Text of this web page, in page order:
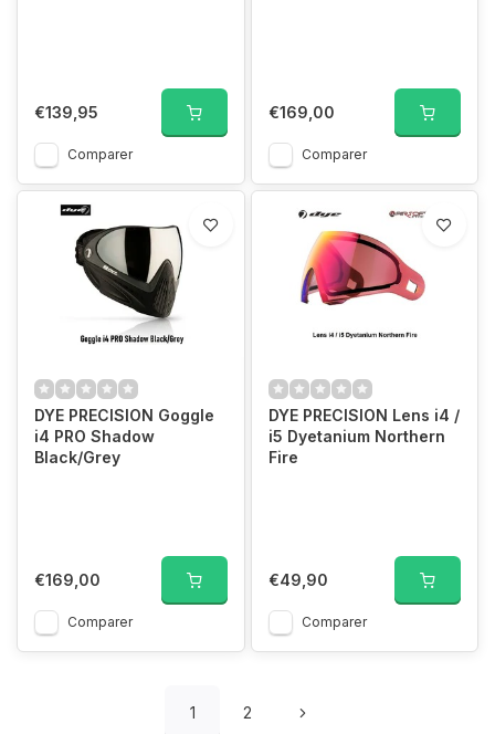
€139,95
Comparer
€169,00
Comparer
DYE PRECISION Goggle
i4 PRO Shadow
Black/Grey
€169,00
Comparer
DYE PRECISION Lens i4 /
i5 Dyetanium Northern
Fire
€49,90
Comparer
1 2